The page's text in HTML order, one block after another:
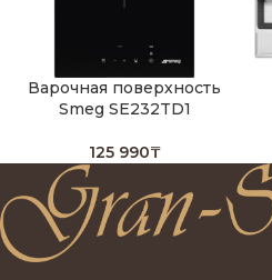
Варочная поверхность
Smeg SE232TD1
125 990₸